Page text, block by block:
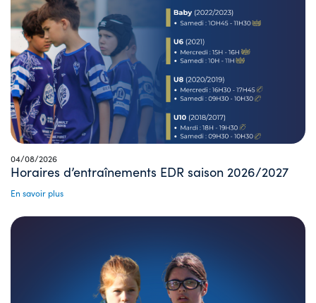
04/08/2026
Horaires d’entraînements EDR saison 2026/2027
En savoir plus